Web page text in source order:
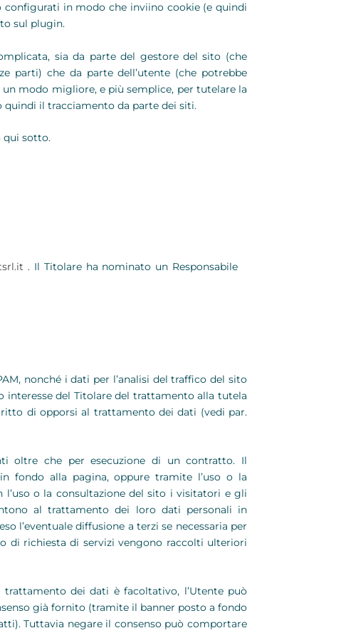
in modo che inviino cookie (e quindi
sul plugin.
sia da parte del gestore del sito (che
parti) che da parte dell’utente (che potrebbe
modo migliore, e più semplice, per tutelare la
il tracciamento da parte dei siti.
qui sotto.
. Il Titolare ha nominato un Responsabile
nonché i dati per l’analisi del traffico del sito
del Titolare del trattamento alla tutela
di opporsi al trattamento dei dati (vedi par.
oltre che per esecuzione di un contratto. Il
fondo alla pagina, oppure tramite l’uso o la
o la consultazione del sito i visitatori e gli
al trattamento dei loro dati personali in
l’eventuale diffusione a terzi se necessaria per
di richiesta di servizi vengono raccolti ulteriori
dei dati è facoltativo, l’Utente può
già fornito (tramite il banner posto a fondo
Tuttavia negare il consenso può comportare